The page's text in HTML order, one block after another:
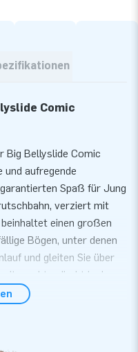
Comic
Big Bellyslide Comic
und aufregende
Spaß für Jung
verziert mit
einen großen
Bögen, unter denen
und gleiten Sie über
direkt in das
für heiße